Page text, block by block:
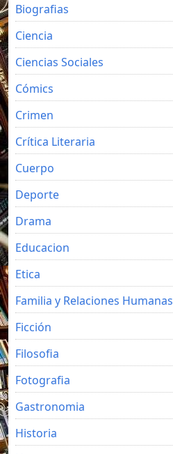
Biografias
Ciencia
Ciencias Sociales
Cómics
Crimen
Crítica Literaria
Cuerpo
Deporte
Drama
Educacion
Etica
Familia y Relaciones Humanas
Ficción
Filosofia
Fotografia
Gastronomia
Historia